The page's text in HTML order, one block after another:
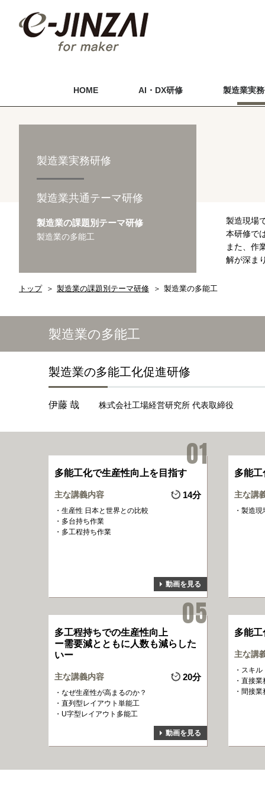
HOME AI・DX研修 製造業実
製造業実務研修
製造業共通テーマ研修
製造業の課題別テーマ研修
製造業の多能工
製造現場
本研修で
また、作
解が深ま
トップ 製造業の課題別テーマ研修 製造業の多能工
製造業の多能工
製造業の多能工化促進研修
伊藤 哉 株式会社工場経営研究所 代表取締役
多能工化で生産性向上を目指す
主な講義内容 14分
生産性 日本と世界との比較
多台持ち作業
多工程持ち作業
動画を見る
多能
主な講
製造現
多工程持ちでの生産性向上
ー需要減とともに人数も減らした
いー
主な講義内容 20分
なぜ生産性が高まるのか？
直列型レイアウト単能工
U字型レイアウト多能工
動画を見る
多能
主な講
スキル
直接業
間接業